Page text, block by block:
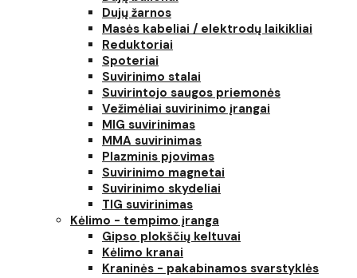
Dujų žarnos
Masės kabeliai / elektrodų laikikliai
Reduktoriai
Spoteriai
Suvirinimo stalai
Suvirintojo saugos priemonės
Vežimėliai suvirinimo įrangai
MIG suvirinimas
MMA suvirinimas
Plazminis pjovimas
Suvirinimo magnetai
Suvirinimo skydeliai
TIG suvirinimas
Kėlimo - tempimo įranga
Gipso plokščių keltuvai
Kėlimo kranai
Kraninės - pakabinamos svarstyklės